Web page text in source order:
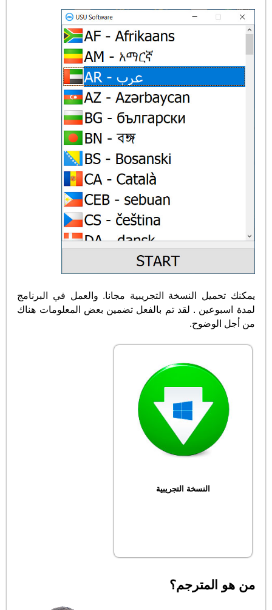
يمكنك تحميل النسخة التجريبية مجانا. والعمل في البرنامج
لمدة اسبوعين . لقد تم بالفعل تضمين بعض المعلومات هناك
من أجل الوضوح.
النسخة التجريبية
من هو المترجم؟